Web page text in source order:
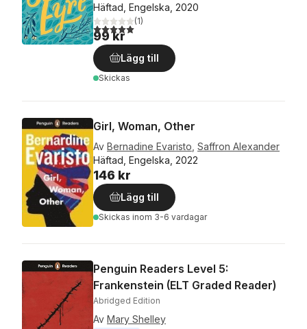
Häftad, Engelska, 2020
5,0utav 5 stjärnor. Totalt antal röster:
(1)
99 kr
Lägg till
Skickas
Girl, Woman, Other
Av Bernadine Evaristo Saffron Alexander
Häftad, Engelska, 2022
146 kr
Lägg till
Skickas inom 3-6 vardagar
Penguin Readers Level 5:
Frankenstein (ELT Graded Reader)
Abridged Edition
Av Mary Shelley